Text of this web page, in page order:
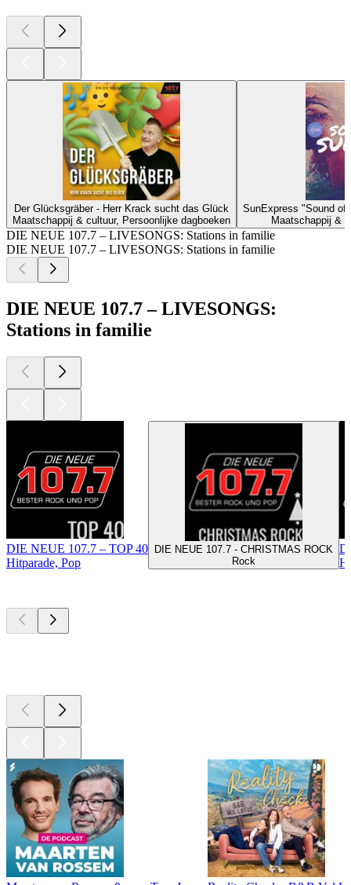
Der Glücksgräber - Herr Krack sucht das Glück
Maatschappij & cultuur, Persoonlijke dagboeken
SunExpress "Sound of
Maatschappij &
DIE NEUE 107.7 – LIVESONGS: Stations in familie
DIE NEUE 107.7 – LIVESONGS: Stations in familie
DIE NEUE 107.7 – LIVESONGS:
Stations in familie
DIE NEUE 107.7 – TOP 40
Hitparade, Pop
DIE NEUE 107.7 - CHRISTMAS ROCK
Rock